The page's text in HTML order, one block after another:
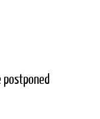
postponed